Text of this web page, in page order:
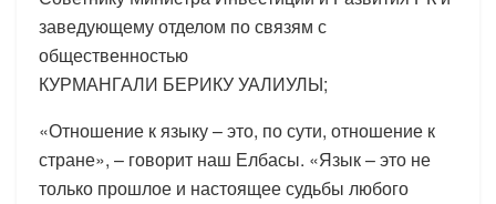
заведующему отделом по связям с
общественностью
КУРМАНГАЛИ БЕРИКУ УАЛИУЛЫ;
«Отношение к языку – это, по сути, отношение к
стране», – говорит наш Елбасы. «Язык – это не
только прошлое и настоящее судьбы любого